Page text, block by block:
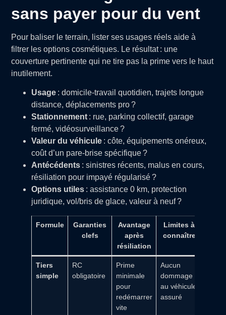
sans payer pour du vent
Pour baliser le terrain, lister ses usages réels aide à
filtrer les options cosmétiques. Le résultat : une
couverture pertinente qui ne tire pas la prime vers le haut
inutilement.
Usage : domicile-travail quotidien, trajets longue
distance, déplacements pro ?
Stationnement : rue, parking collectif, garage
fermé, vidéosurveillance ?
Valeur du véhicule : côte, équipements onéreux,
coût d’un pare-brise spécifique ?
Antécédents : sinistres récents, malus en cours,
résiliation pour impayé régularisé ?
Options utiles : assistance 0 km, protection
juridique, vol/bris de glace, valeur à neuf ?
Formule
Garanties
clefs
Avantage
après
résiliation
Limites à
connaître
Tiers
simple
RC
obligatoire
Prime
minimale
pour
redémarrer
vite
Aucun
dommage
au véhicule
assuré